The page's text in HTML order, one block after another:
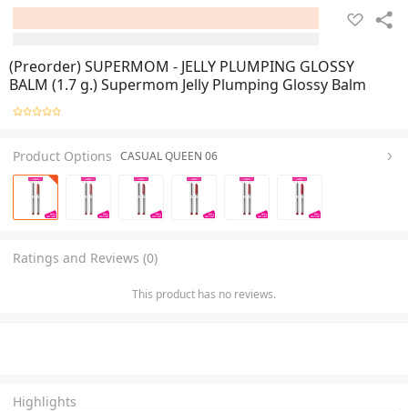
(Preorder) SUPERMOM - JELLY PLUMPING GLOSSY
BALM (1.7 g.) Supermom Jelly Plumping Glossy Balm
Product Options CASUAL QUEEN 06
Ratings and Reviews (0)
This product has no reviews.
Highlights